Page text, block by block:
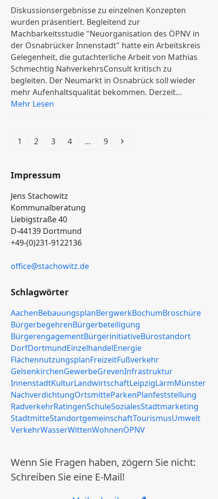
Diskussionsergebnisse zu einzelnen Konzepten
wurden präsentiert. Begleitend zur
Machbarkeitsstudie "Neuorganisation des ÖPNV in
der Osnabrücker Innenstadt" hatte ein Arbeitskreis
Gelegenheit, die gutachterliche Arbeit von Mathias
Schmechtig NahverkehrsConsult kritisch zu
begleiten. Der Neumarkt in Osnabrück soll wieder
mehr Aufenhaltsqualität bekommen. Derzeit…
Mehr Lesen
Seite
1 Seite
2 Seite
3 Seite
4 … Seite
9 Vorwärts
Impressum
Jens Stachowitz
Kommunalberatung
Liebigstraße 40
D-44139 Dortmund
+49-(0)231-9122136
office@stachowitz.de
Schlagwörter
AachenBebauungsplanBergwerkBochumBroschüre
BürgerbegehrenBürgerbeteiligung
BürgerengagementBürgerinitiativeBürostandort
DorfDortmundEinzelhandelEnergie
FlächennutzungsplanFreizeitFußverkehr
GelsenkirchenGewerbeGrevenInfrastruktur
InnenstadtKulturLandwirtschaftLeipzigLärmMünster
NachverdichtungOrtsmitteParkenPlanfeststellung
RadverkehrRatingenSchuleSozialesStadtmarketing
StadtmitteStandortgemeinschaftTourismusUmwelt
VerkehrWasserWittenWohnenÖPNV
Wenn Sie Fragen haben, zögern Sie nicht:
Schreiben Sie eine E-Mail!